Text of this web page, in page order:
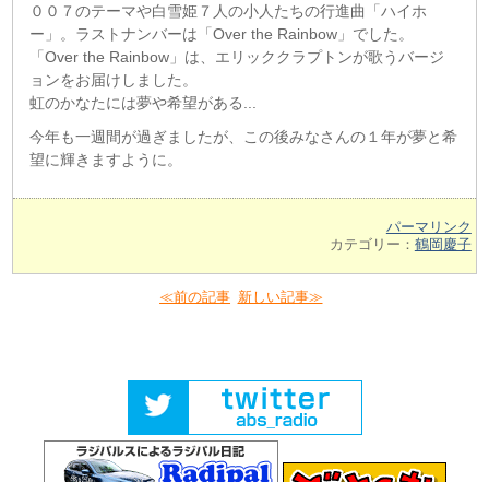
００７のテーマや白雪姫７人の小人たちの行進曲「ハイホ
ー」。ラストナンバーは「Over the Rainbow」でした。
「Over the Rainbow」は、エリッククラプトンが歌うバージ
ョンをお届けしました。
虹のかなたには夢や希望がある...
今年も一週間が過ぎましたが、この後みなさんの１年が夢と希
望に輝きますように。
パーマリンク
カテゴリー： 鶴岡慶子
≪前の記事 新しい記事≫